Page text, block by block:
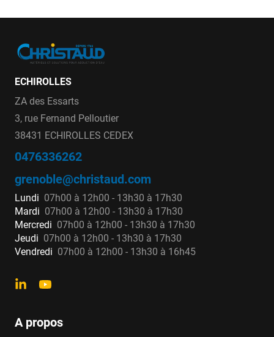
ECHIROLLES
ZA des Essarts
3, rue Fernand Pelloutier
38431 ECHIROLLES CEDEX
0476336262
grenoble@christaud.com
Lundi 07h00 à 12h00 - 13h30 à 17h30
Mardi 07h00 à 12h00 - 13h30 à 17h30
Mercredi 07h00 à 12h00 - 13h30 à 17h30
Jeudi 07h00 à 12h00 - 13h30 à 17h30
Vendredi 07h00 à 12h00 - 13h30 à 16h45
A propos